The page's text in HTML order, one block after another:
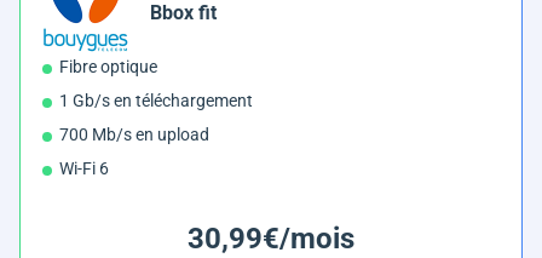
Bbox fit
Fibre optique
1 Gb/s en téléchargement
700 Mb/s en upload
Wi-Fi 6
30,99€/mois